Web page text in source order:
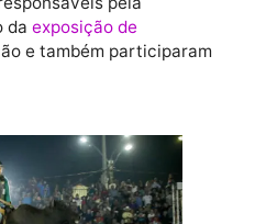
Pavilhão do
o apoio para micros e
de
da Comunicação – Secom
o público informado